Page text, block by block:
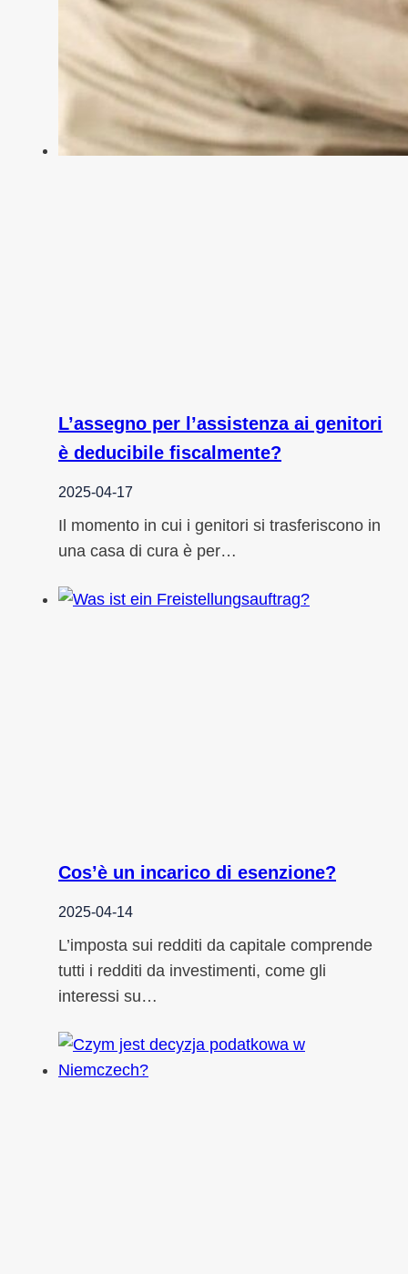
L’assegno per l’assistenza ai genitori
è deducibile fiscalmente?
2025-04-17
Il momento in cui i genitori si trasferiscono in
una casa di cura è per…
Cos’è un incarico di esenzione?
2025-04-14
L’imposta sui redditi da capitale comprende
tutti i redditi da investimenti, come gli
interessi su…